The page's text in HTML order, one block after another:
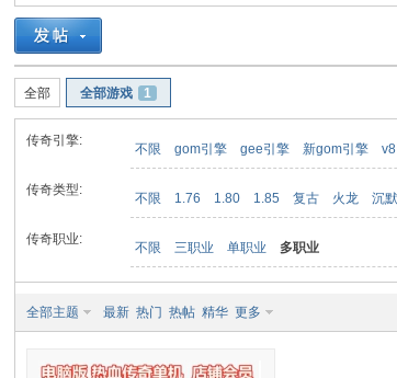
»
全部 全部游戏 1
传奇引擎:
不限 gom引擎 gee引擎 新gom引擎
传奇类型:
不限 1.76 1.80 1.85 复古 火龙 沉默
传奇职业:
不限 三职业 单职业 多职业
全部主题 最新 热门 热帖 精华 更多